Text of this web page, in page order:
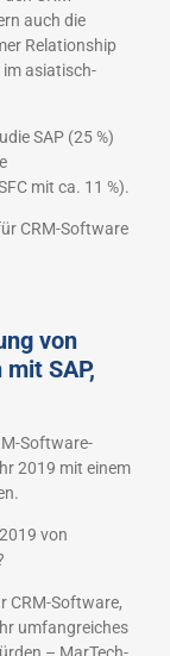
auch die
Relationship
asiatisch-
SAP (25 %)
mit ca. 11 %).
CRM-Software
von
SAP,
Software-
2019 mit einem
von
CRM-Software,
umfangreiches